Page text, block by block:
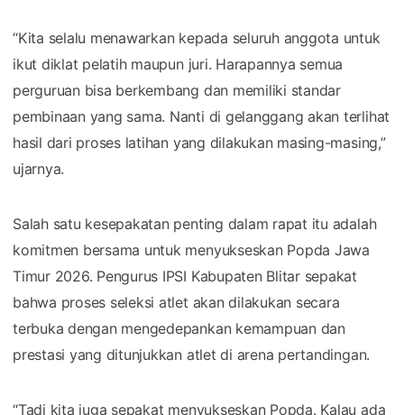
“Kita selalu menawarkan kepada seluruh anggota untuk
ikut diklat pelatih maupun juri. Harapannya semua
perguruan bisa berkembang dan memiliki standar
pembinaan yang sama. Nanti di gelanggang akan terlihat
hasil dari proses latihan yang dilakukan masing-masing,”
ujarnya.
Salah satu kesepakatan penting dalam rapat itu adalah
komitmen bersama untuk menyukseskan Popda Jawa
Timur 2026. Pengurus IPSI Kabupaten Blitar sepakat
bahwa proses seleksi atlet akan dilakukan secara
terbuka dengan mengedepankan kemampuan dan
prestasi yang ditunjukkan atlet di arena pertandingan.
“Tadi kita juga sepakat menyukseskan Popda. Kalau ada